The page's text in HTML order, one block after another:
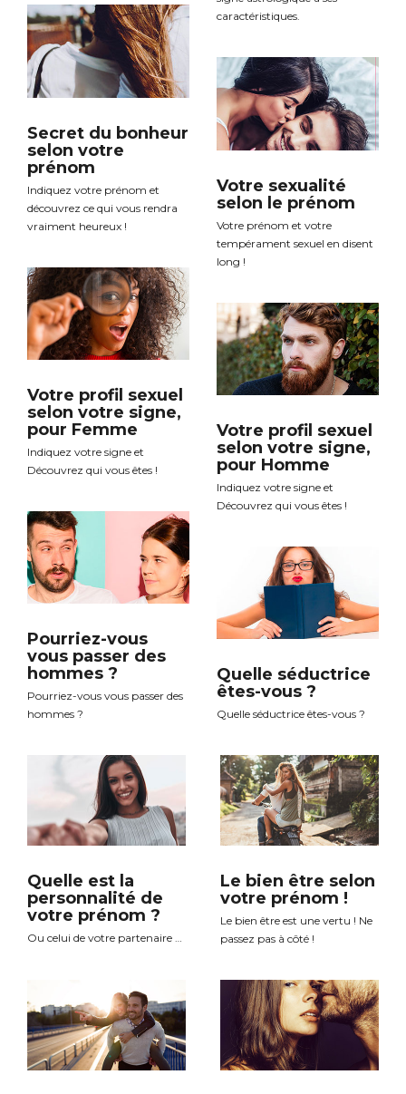
Secret du bonheur
selon votre
prénom
Indiquez votre prénom et
découvrez ce qui vous rendra
vraiment heureux !
Votre profil sexuel
selon votre signe,
pour Femme
Indiquez votre signe et
Découvrez qui vous êtes !
Pourriez-vous
vous passer des
hommes ?
Pourriez-vous vous passer des
hommes ?
caractéristiques.
Votre sexualité
selon le prénom
Votre prénom et votre
tempérament sexuel en disent
long !
Votre profil sexuel
selon votre signe,
pour Homme
Indiquez votre signe et
Découvrez qui vous êtes !
Quelle séductrice
êtes-vous ?
Quelle séductrice êtes-vous ?
Quelle est la
personnalité de
votre prénom ?
Ou celui de votre partenaire …
Le bien être selon
votre prénom !
Le bien être est une vertu ! Ne
passez pas à côté !